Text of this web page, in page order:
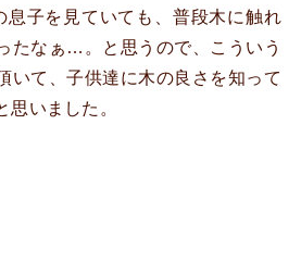
息子を見ていても、普段木に触れ
たなぁ…。と思うので、こういう
いて、子供達に木の良さを知って
思いました。